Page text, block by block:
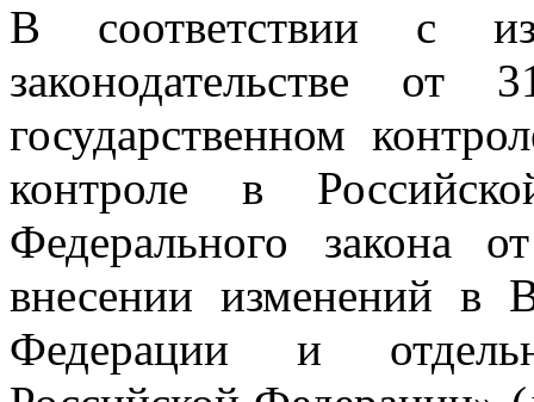
В соответствии с
законодательстве
государственном
контроле в
Федерального
внесении изменений в
Федерации и